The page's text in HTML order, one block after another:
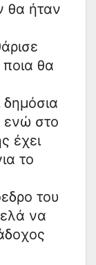
θα ήταν
θα
δημόσια
ενώ στο
έχει
το
του
να